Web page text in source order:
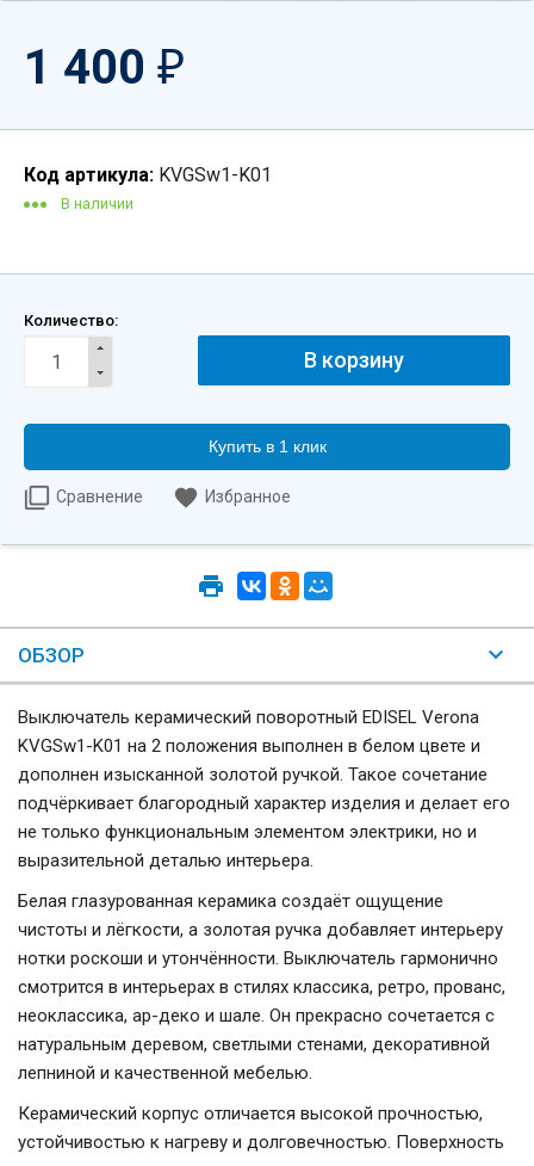
1 400 ₽
Код артикула: KVGSw1-K01
В наличии
Количество:
Купить в 1 клик
Сравнение Избранное
ОБЗОР
Выключатель керамический поворотный EDISEL Verona
KVGSw1-K01 на 2 положения выполнен в белом цвете и
дополнен изысканной золотой ручкой. Такое сочетание
подчёркивает благородный характер изделия и делает его
не только функциональным элементом электрики, но и
выразительной деталью интерьера.
Белая глазурованная керамика создаёт ощущение
чистоты и лёгкости, а золотая ручка добавляет интерьеру
нотки роскоши и утончённости. Выключатель гармонично
смотрится в интерьерах в стилях классика, ретро, прованс,
неоклассика, ар-деко и шале. Он прекрасно сочетается с
натуральным деревом, светлыми стенами, декоративной
лепниной и качественной мебелью.
Керамический корпус отличается высокой прочностью,
устойчивостью к нагреву и долговечностью. Поверхность